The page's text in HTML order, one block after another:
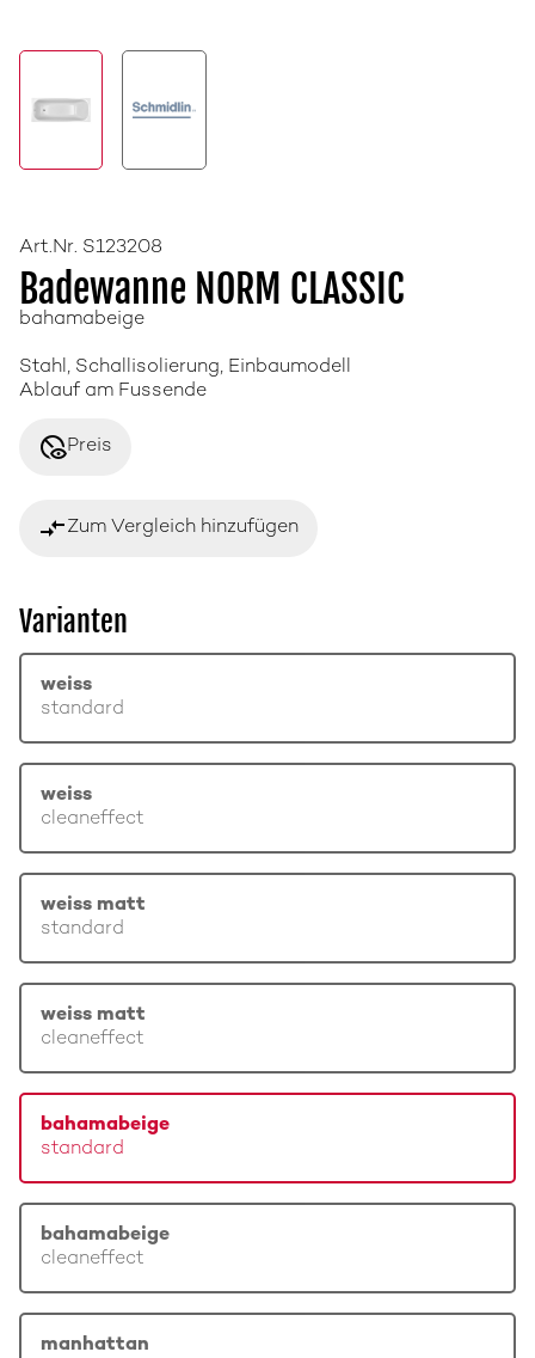
Art.Nr. S123208
Badewanne NORM CLASSIC
bahamabeige
Stahl, Schallisolierung, Einbaumodell
Ablauf am Fussende
disabled_visiblePreis
compare_arrowsZum Vergleich hinzufügen
Varianten
weiss
standard
weiss
cleaneffect
weiss matt
standard
weiss matt
cleaneffect
bahamabeige
standard
bahamabeige
cleaneffect
manhattan